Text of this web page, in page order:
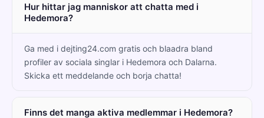
Hur hittar jag manniskor att chatta med i
Hedemora?
Ga med i dejting24.com gratis och blaadra bland
profiler av sociala singlar i Hedemora och Dalarna.
Skicka ett meddelande och borja chatta!
Finns det manga aktiva medlemmar i Hedemora?